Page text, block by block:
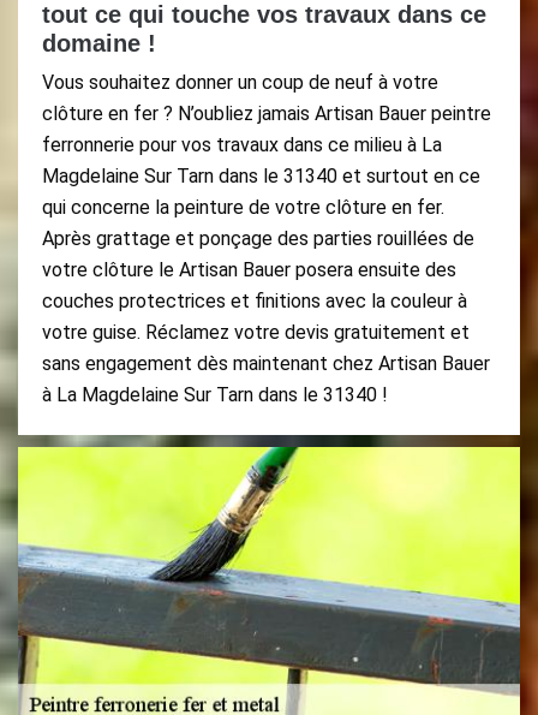
tout ce qui touche vos travaux dans ce
domaine !
Vous souhaitez donner un coup de neuf à votre
clôture en fer ? N’oubliez jamais Artisan Bauer peintre
ferronnerie pour vos travaux dans ce milieu à La
Magdelaine Sur Tarn dans le 31340 et surtout en ce
qui concerne la peinture de votre clôture en fer.
Après grattage et ponçage des parties rouillées de
votre clôture le Artisan Bauer posera ensuite des
couches protectrices et finitions avec la couleur à
votre guise. Réclamez votre devis gratuitement et
sans engagement dès maintenant chez Artisan Bauer
à La Magdelaine Sur Tarn dans le 31340 !